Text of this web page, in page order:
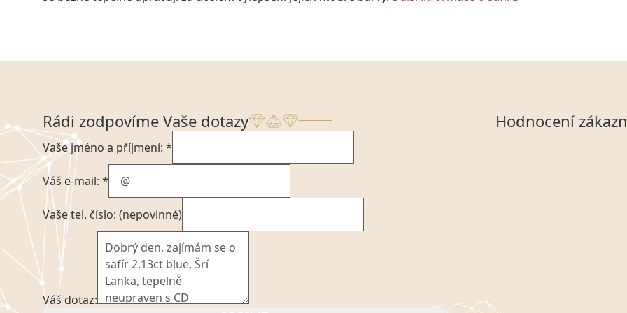
Rádi zodpovíme Vaše dotazy
Vaše jméno a příjmení: *
Váš e-mail: *
Vaše tel. číslo: (nepovinné)
Váš dotaz:
Hodnocení